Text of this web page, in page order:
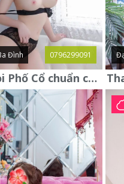
Đình 0796299091
Yến Nhi gái gọi Phố Cổ chuẩn chất ngon ngoan xinh yêu lần đầu lên